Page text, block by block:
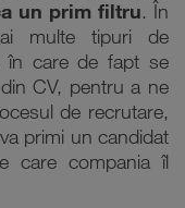
un prim filtru. În
multe tipuri de
în care de fapt se
CV, pentru a ne
de recrutare,
primi un candidat
care compania îl